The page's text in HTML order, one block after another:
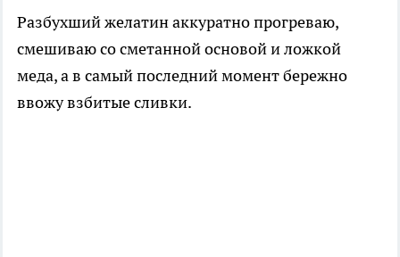
Разбухший желатин аккуратно прогреваю,
смешиваю со сметанной основой и ложкой
меда, а в самый последний момент бережно
ввожу взбитые сливки.